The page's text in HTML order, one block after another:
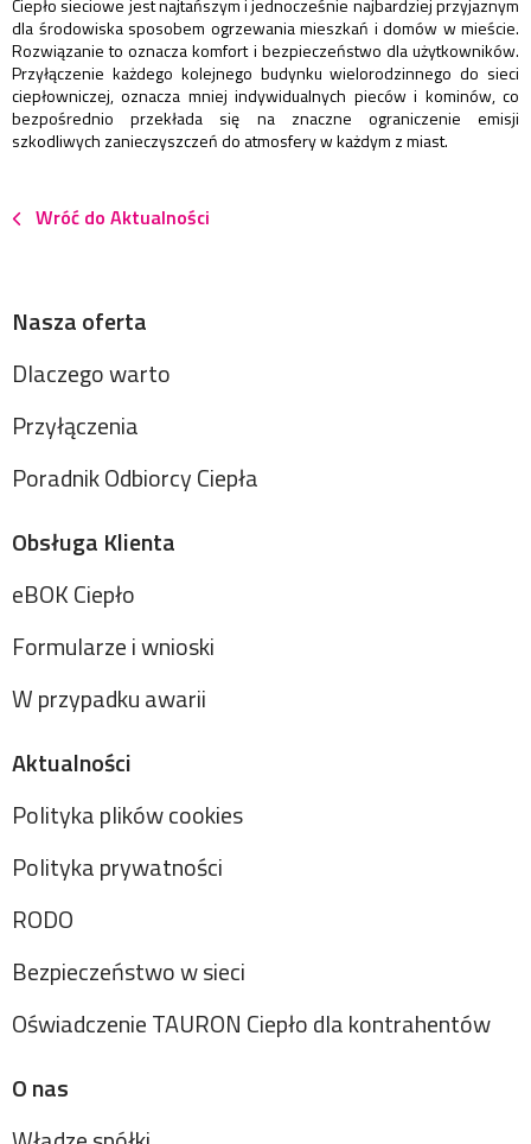
Ciepło sieciowe jest najtańszym i jednocześnie najbardziej przyjaznym
dla środowiska sposobem ogrzewania mieszkań i domów w mieście.
Rozwiązanie to oznacza komfort i bezpieczeństwo dla użytkowników.
Przyłączenie każdego kolejnego budynku wielorodzinnego do sieci
ciepłowniczej, oznacza mniej indywidualnych pieców i kominów, co
bezpośrednio przekłada się na znaczne ograniczenie emisji
szkodliwych zanieczyszczeń do atmosfery w każdym z miast.
Wróć do Aktualności
Nasza oferta
Dlaczego warto
Przyłączenia
Poradnik Odbiorcy Ciepła
Obsługa Klienta
eBOK Ciepło
Formularze i wnioski
W przypadku awarii
Aktualności
Polityka plików cookies
Polityka prywatności
RODO
Bezpieczeństwo w sieci
Oświadczenie TAURON Ciepło dla kontrahentów
O nas